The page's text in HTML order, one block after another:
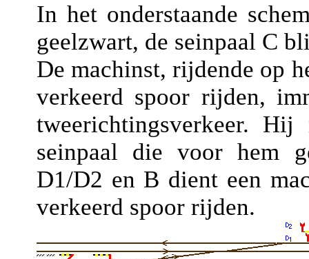
In het onderstaande
geelzwart, de seinpaal C
De machinst, rijdende op
verkeerd spoor rijden,
tweerichtingsverkeer.
seinpaal die voor hem
D1/D2 en B dient een
verkeerd spoor rijden.